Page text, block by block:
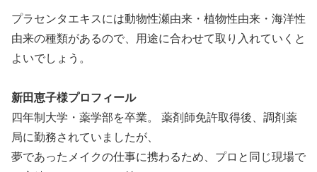
プラセンタエキスには動物性瀬由来・植物性由来・海洋性
由来の種類があるので、用途に合わせて取り入れていくと
よいでしょう。
新田恵子様プロフィール
四年制大学・薬学部を卒業。 薬剤師免許取得後、調剤薬
局に勤務されていましたが、
夢であったメイクの仕事に携わるため、プロと同じ現場で